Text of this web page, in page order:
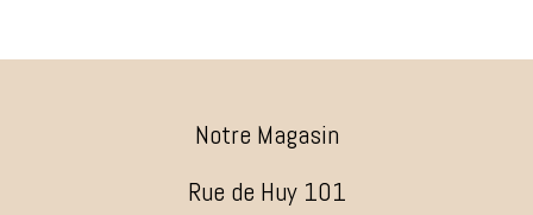
Notre Magasin
Rue de Huy 101